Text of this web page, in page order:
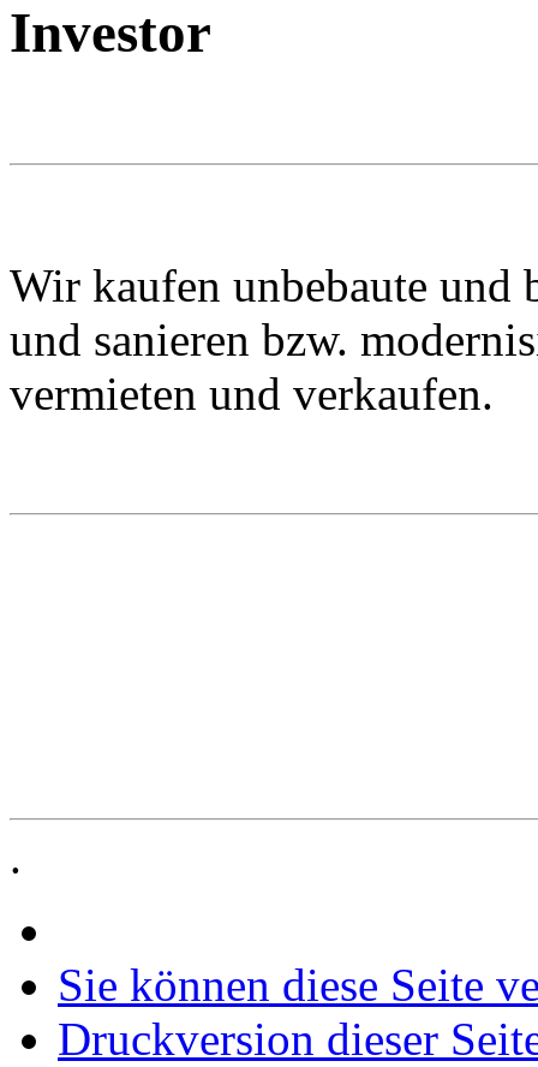
Investor
Wir kaufen unbebaute und
und sanieren bzw.
vermieten und verkaufen.
.
Sie können diese Seite
Druckversion dieser